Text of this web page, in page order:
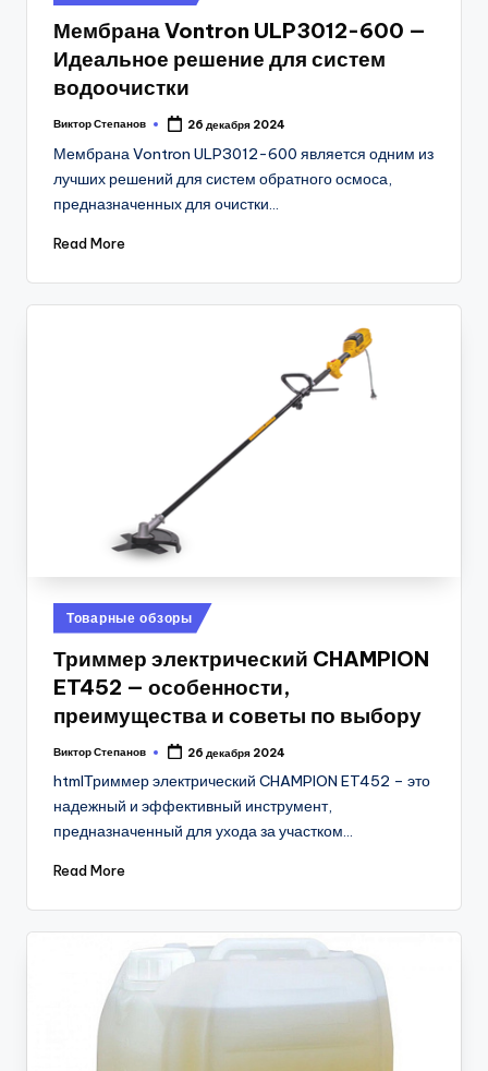
in
Мембрана Vontron ULP3012-600 —
Идеальное решение для систем
водоочистки
Posted
Виктор Степанов 26 декабря 2024
Мембрана Vontron ULP3012-600 является одним из
лучших решений для систем обратного осмоса,
предназначенных для очистки…
Read More
Posted
in
Товарные обзоры
Триммер электрический CHAMPION
ET452 — особенности,
преимущества и советы по выбору
Posted
Виктор Степанов 26 декабря 2024
htmlТриммер электрический CHAMPION ET452 – это
надежный и эффективный инструмент,
предназначенный для ухода за участком…
Read More